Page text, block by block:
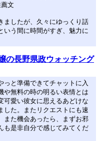
文
ましたが、久々にゆっくり話
いう間に時間がすぎ、魅力に
の長野県政ウォッチング
っと準備できてチャットに入
や無料の時の明るい表情とは
可愛い彼女に思えるあどけな
した。またリクエストにも速
また機会あったら、まずお邪
も是非自分で感じてみてくだ